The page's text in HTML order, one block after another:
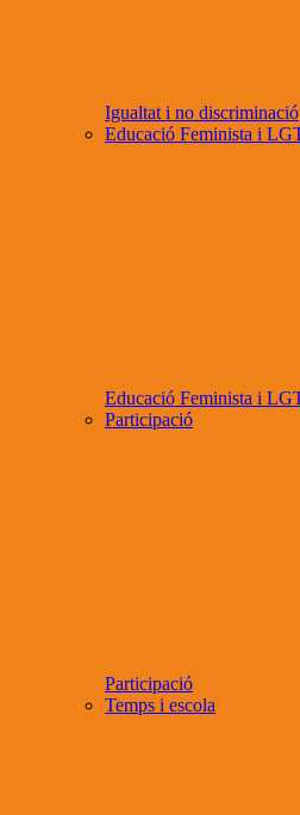
Igualtat i no discriminació
Educació Feminista i
Educació Feminista i
Participació
Participació
Temps i escola